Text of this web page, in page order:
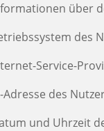
über
des
Service-
Adresse des
und Uhrzeit